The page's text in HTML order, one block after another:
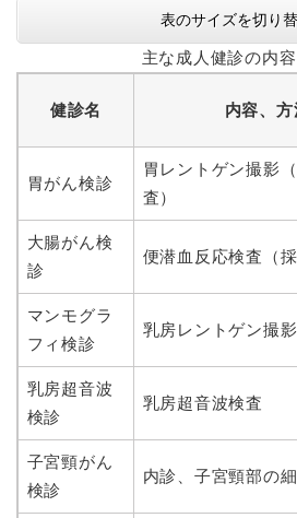
表のサイズを切り
主な成人健診の内
健診名 内容、方
胃がん検診
胃レントゲン撮影
査）
大腸がん検
診
便潜血反応検査（採
マンモグラ
フィ検診
乳房レントゲン撮影
乳房超音波
検診
乳房超音波検査
子宮頸がん
検診
内診、子宮頸部の